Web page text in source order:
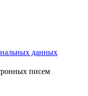
данных
писем